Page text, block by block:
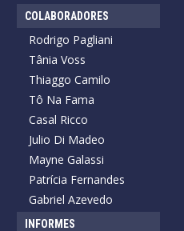
COLABORADORES
Rodrigo Pagliani
Tânia Voss
Thiaggo Camilo
Tô Na Fama
Casal Ricco
Julio Di Madeo
Mayne Galassi
Patrícia Fernandes
Gabriel Azevedo
INFORMES